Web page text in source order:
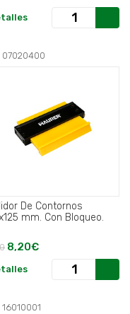
07020400
De Contornos
mm. Con Bloqueo.
8,20€